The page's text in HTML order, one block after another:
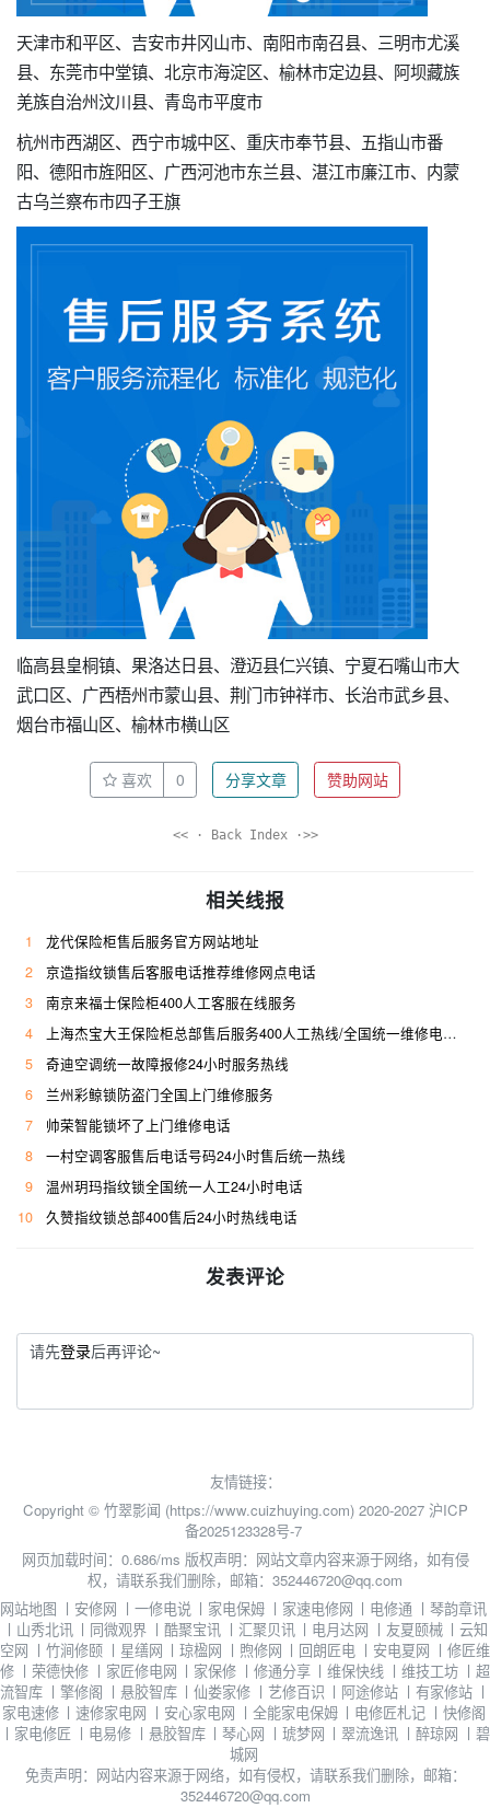
天津市和平区、吉安市井冈山市、南阳市南召县、三明市尤溪
县、东莞市中堂镇、北京市海淀区、榆林市定边县、阿坝藏族
羌族自治州汶川县、青岛市平度市
杭州市西湖区、西宁市城中区、重庆市奉节县、五指山市番
阳、德阳市旌阳区、广西河池市东兰县、湛江市廉江市、内蒙
古乌兰察布市四子王旗
临高县皇桐镇、果洛达日县、澄迈县仁兴镇、宁夏石嘴山市大
武口区、广西梧州市蒙山县、荆门市钟祥市、长治市武乡县、
烟台市福山区、榆林市横山区
喜欢 0 分享文章 赞助网站
<< · Back Index ·>>
相关线报
1
龙代保险柜售后服务官方网站地址
2
京造指纹锁售后客服电话推荐维修网点电话
3
南京来福士保险柜400人工客服在线服务
4
上海杰宝大王保险柜总部售后服务400人工热线/全国统一维修电话是多少
5
奇迪空调统一故障报修24小时服务热线
6
兰州彩鲸锁防盗门全国上门维修服务
7
帅荣智能锁坏了上门维修电话
8
一村空调客服售后电话号码24小时售后统一热线
9
温州玥玛指纹锁全国统一人工24小时电话
10
久赞指纹锁总部400售后24小时热线电话
发表评论
请先登录后再评论~
友情链接：
Copyright © 竹翠影闻 (https://www.cuizhuying.com) 2020-2027 沪ICP
备2025123328号-7
网页加载时间：0.686/ms 版权声明：网站文章内容来源于网络，如有侵
权，请联系我们删除，邮箱：352446720@qq.com
网站地图 丨 安修网 丨 一修电说 丨 家电保姆 丨 家速电修网 丨 电修通 丨琴韵章讯
丨 山秀北讯 丨 同微观界 丨 酷聚宝讯 丨 汇聚贝讯 丨 电月达网 丨 友夏颐械 丨云知
空网 丨 竹涧修颐 丨 星缮网 丨琼楹网 丨 煦修网 丨 回朗匠电 丨 安电夏网 丨 修匠维
修 丨 荣德快修 丨 家匠修电网 丨 家保修 丨 修通分享 丨维保快线 丨维技工坊 丨 超
流智库 丨 擎修阁 丨 悬胶智库 丨仙娄家修 丨 艺修百识 丨 阿途修站 丨 有家修站 丨
家电速修 丨 速修家电网 丨 安心家电网 丨 全能家电保姆 丨 电修匠札记 丨 快修阁
丨 家电修匠 丨 电易修 丨 悬胶智库 丨琴心网 丨 琥梦网 丨翠流逸讯 丨醉琼网 丨 碧
城网
免责声明：网站内容来源于网络，如有侵权，请联系我们删除，邮箱：
352446720@qq.com